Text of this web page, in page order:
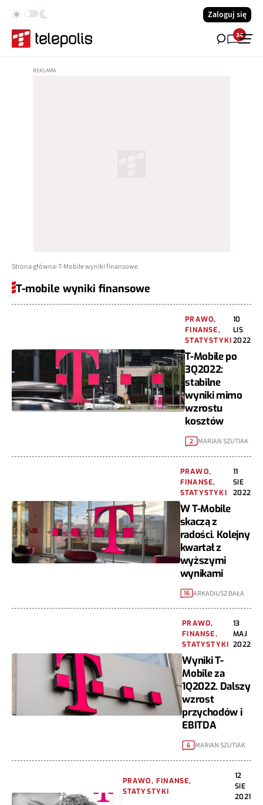
Zaloguj się
34
Strona główna T-Mobile wyniki finansowe
T-mobile wyniki finansowe
PRAWO,
FINANSE,
STATYSTYKI
10
LIS
2022
T-Mobile po
3Q2022:
stabilne
wyniki mimo
wzrostu
kosztów
2 MARIAN SZUTIAK
PRAWO,
FINANSE,
STATYSTYKI
11
SIE
2022
W T-Mobile
skaczą z
radości. Kolejny
kwartał z
wyższymi
wynikami
16 ARKADIUSZ BAŁA
PRAWO,
FINANSE,
STATYSTYKI
13
MAJ
2022
Wyniki T-
Mobile za
1Q2022. Dalszy
wzrost
przychodów i
EBITDA
6 MARIAN SZUTIAK
PRAWO, FINANSE,
STATYSTYKI
12
SIE
2021